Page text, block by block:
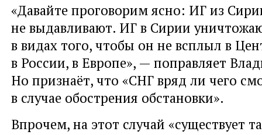
«Давайте проговорим ясно: ИГ из
не выдавливают. ИГ в Сирии
в видах того, чтобы он не всплыл в
в России, в Европе», — поправляет
Но признаёт, что «СНГ вряд ли чего
в случае обострения обстановки».
Впрочем, на этот случай «существует